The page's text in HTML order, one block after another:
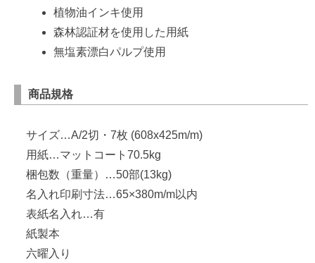
植物油インキ使用
森林認証材を使用した用紙
無塩素漂白パルプ使用
商品規格
サイズ…A/2切・7枚 (608x425m/m)
用紙…マットコート70.5kg
梱包数（重量）…50部(13kg)
名入れ印刷寸法…65×380m/m以内
表紙名入れ…有
紙製本
六曜入り